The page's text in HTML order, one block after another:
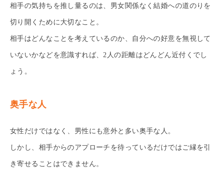
相手の気持ちを推し量るのは、男女関係なく結婚への道のりを
切り開くために大切なこと。
相手はどんなことを考えているのか、自分への好意を無視して
いないかなどを意識すれば、2人の距離はどんどん近付くでし
ょう。
奥手な人
女性だけではなく、男性にも意外と多い奥手な人。
しかし、相手からのアプローチを待っているだけではご縁を引
き寄せることはできません。